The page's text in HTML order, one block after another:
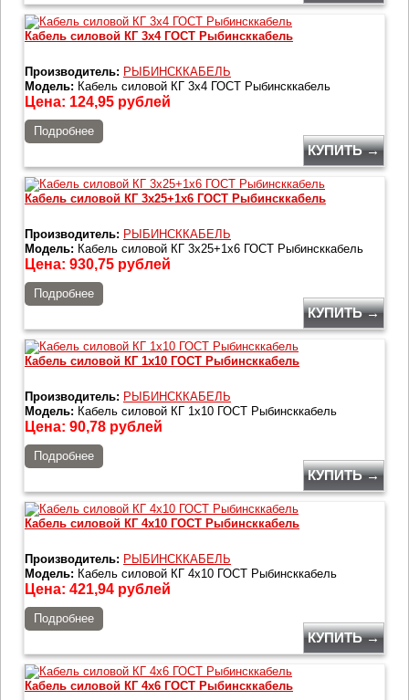
Кабель силовой КГ 3х4 ГОСТ Рыбинсккабель
Производитель: РЫБИНСККАБЕЛЬ
Модель: Кабель силовой КГ 3х4 ГОСТ Рыбинсккабель
Цена: 124,95 рублей
Подробнее
КУПИТЬ →
Кабель силовой КГ 3х25+1х6 ГОСТ Рыбинсккабель
Производитель: РЫБИНСККАБЕЛЬ
Модель: Кабель силовой КГ 3х25+1х6 ГОСТ Рыбинсккабель
Цена: 930,75 рублей
Подробнее
КУПИТЬ →
Кабель силовой КГ 1х10 ГОСТ Рыбинсккабель
Производитель: РЫБИНСККАБЕЛЬ
Модель: Кабель силовой КГ 1х10 ГОСТ Рыбинсккабель
Цена: 90,78 рублей
Подробнее
КУПИТЬ →
Кабель силовой КГ 4х10 ГОСТ Рыбинсккабель
Производитель: РЫБИНСККАБЕЛЬ
Модель: Кабель силовой КГ 4х10 ГОСТ Рыбинсккабель
Цена: 421,94 рублей
Подробнее
КУПИТЬ →
Кабель силовой КГ 4х6 ГОСТ Рыбинсккабель